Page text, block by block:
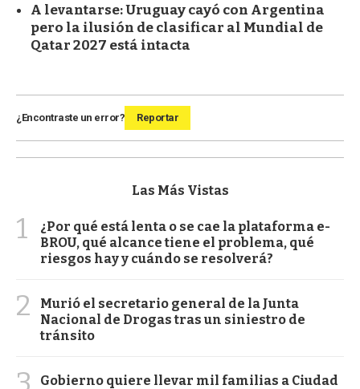
A levantarse: Uruguay cayó con Argentina
pero la ilusión de clasificar al Mundial de
Qatar 2027 está intacta
¿Encontraste un error? Reportar
Las Más Vistas
1
¿Por qué está lenta o se cae la plataforma e-
BROU, qué alcance tiene el problema, qué
riesgos hay y cuándo se resolverá?
2
Murió el secretario general de la Junta
Nacional de Drogas tras un siniestro de
tránsito
Gobierno quiere llevar mil familias a Ciudad